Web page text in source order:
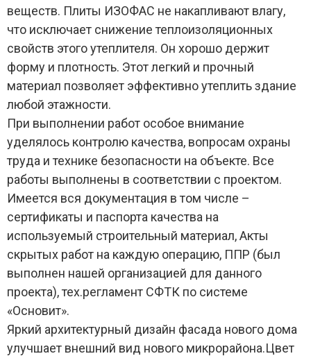
веществ. Плиты ИЗОФАС не накапливают влагу,
что исключает снижение теплоизоляционных
свойств этого утеплителя. Он хорошо держит
форму и плотность. Этот легкий и прочный
материал позволяет эффективно утеплить здание
любой этажности.
При выполнении работ особое внимание
уделялось контролю качества, вопросам охраны
труда и технике безопасности на объекте. Все
работы выполнены в соответствии с проектом.
Имеется вся документация в том числе –
сертификаты и паспорта качества на
используемый строительный материал, Акты
скрытых работ на каждую операцию, ППР (был
выполнен нашей организацией для данного
проекта), тех.регламент СФТК по системе
«Основит».
Яркий архитектурный дизайн фасада нового дома
улучшает внешний вид нового микрорайона.Цвет